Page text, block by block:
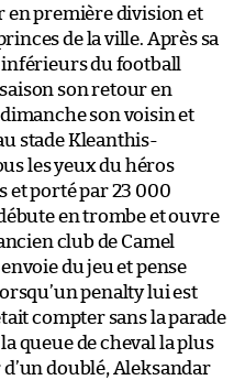
en première division et
de la ville. Après sa
inférieurs du football
son retour en
son voisin et
stade Kleanthis-
les yeux du héros
et porté par 23 000
en trombe et ouvre
club de Camel
du jeu et pense
penalty lui est
compter sans la parade
queue de cheval la plus
doublé, Aleksandar